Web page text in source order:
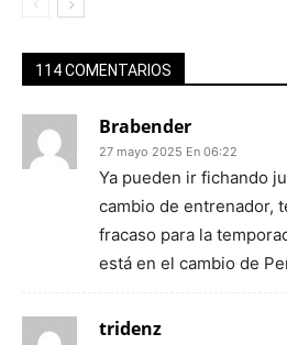
114 COMENTARIOS
Brabender
27 mayo 2025 En 06:22
Ya pueden ir fichando
cambio de entrenador,
fracaso para la
está en el cambio de
tridenz